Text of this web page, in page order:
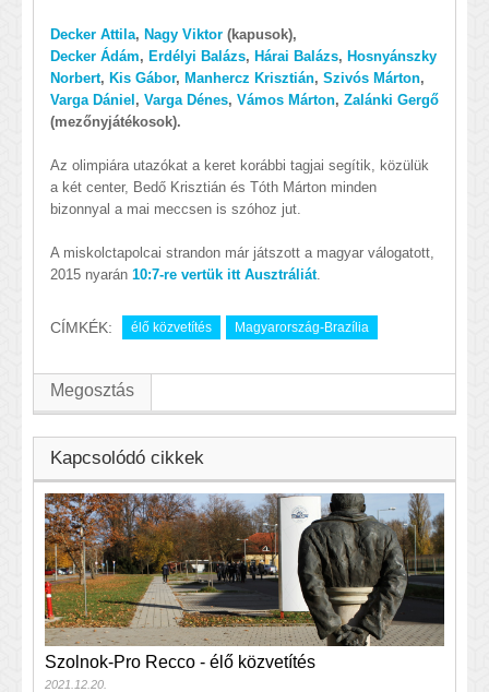
Decker Attila, Nagy Viktor (kapusok),
Decker Ádám, Erdélyi Balázs, Hárai Balázs, Hosnyánszky
Norbert, Kis Gábor, Manhercz Krisztián, Szivós Márton,
Varga Dániel , Varga Dénes, Vámos Márton, Zalánki Gergő
(mezőnyjátékosok).
Az olimpiára utazókat a keret korábbi tagjai segítik, közülük
a két center, Bedő Krisztián és Tóth Márton minden
bizonnyal a mai meccsen is szóhoz jut.
A miskolctapolcai strandon már játszott a magyar válogatott,
2015 nyarán 10:7-re vertük itt Ausztráliát.
CÍMKÉK: élő közvetítés Magyarország-Brazília
Megosztás
Kapcsolódó cikkek
Szolnok-Pro Recco - élő közvetítés
2021.12.20.